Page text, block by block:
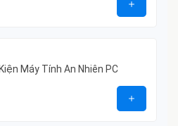
Máy Tính An Nhiên PC